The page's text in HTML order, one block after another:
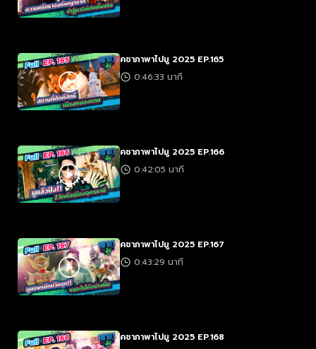
คชาภาพาไปมู 2025 EP.165
0:46:33 นาที
คชาภาพาไปมู 2025 EP.166
0:42:05 นาที
คชาภาพาไปมู 2025 EP.167
0:43:29 นาที
คชาภาพาไปมู 2025 EP.168